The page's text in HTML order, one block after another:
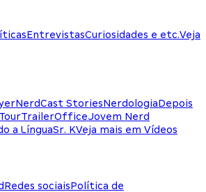
EntrevistasCuriosidades e etc.Veja
NerdCast StoriesNerdologiaDepois
TrailerOfficeJovem Nerd
a LínguaSr. KVeja mais em Vídeos
Redes sociaisPolítica de